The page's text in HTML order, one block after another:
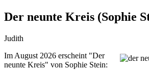
Der neunte Kreis (Sophie
Judith
Im August 2026 erscheint "Der
neunte Kreis" von Sophie Stein: